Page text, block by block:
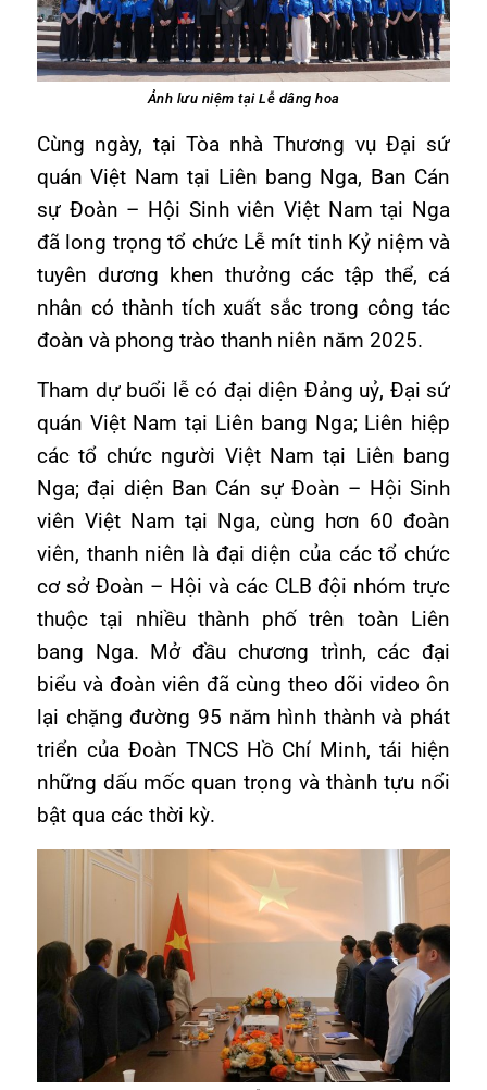
Ảnh lưu niệm tại Lễ dâng hoa
Cùng ngày, tại Tòa nhà Thương vụ Đại sứ
quán Việt Nam tại Liên bang Nga, Ban Cán
sự Đoàn – Hội Sinh viên Việt Nam tại Nga
đã long trọng tổ chức Lễ mít tinh Kỷ niệm và
tuyên dương khen thưởng các tập thể, cá
nhân có thành tích xuất sắc trong công tác
đoàn và phong trào thanh niên năm 2025.
Tham dự buổi lễ có đại diện Đảng uỷ, Đại sứ
quán Việt Nam tại Liên bang Nga; Liên hiệp
các tổ chức người Việt Nam tại Liên bang
Nga; đại diện Ban Cán sự Đoàn – Hội Sinh
viên Việt Nam tại Nga, cùng hơn 60 đoàn
viên, thanh niên là đại diện của các tổ chức
cơ sở Đoàn – Hội và các CLB đội nhóm trực
thuộc tại nhiều thành phố trên toàn Liên
bang Nga. Mở đầu chương trình, các đại
biểu và đoàn viên đã cùng theo dõi video ôn
lại chặng đường 95 năm hình thành và phát
triển của Đoàn TNCS Hồ Chí Minh, tái hiện
những dấu mốc quan trọng và thành tựu nổi
bật qua các thời kỳ.